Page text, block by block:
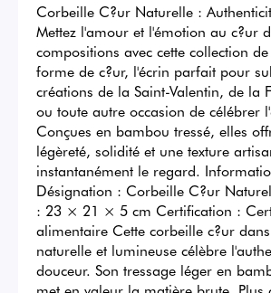
Corbeille C?ur Naturelle :
Mettez l'amour et l'émotion au c?ur
compositions avec cette collection
forme de c?ur, l'écrin parfait pour
créations de la Saint-Valentin, de la
ou toute autre occasion de célébrer
Conçues en bambou tressé, elles
légèreté, solidité et une texture
instantanément le regard.
Désignation : Corbeille C?ur
: 23 × 21 × 5 cm Certification :
alimentaire Cette corbeille c?ur
naturelle et lumineuse célèbre
douceur. Son tressage léger en